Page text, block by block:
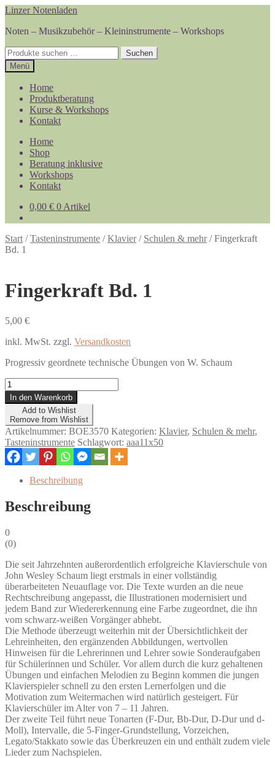
Zur
springen
Zum
springen
Linzer Notenladen
Noten – Musikzubehör – Kleininstrumente – Workshops
Suchen
nach:
Suchen
Menü
Home
Produktberatung
Kurse & Workshops
Kontakt
Home
Shop
Beratung inklusive
Workshops
Kontakt
0,00 € 0 Artikel
Start /Tasteninstrumente /Klavier/ Schulen & mehr/Fingerkraft
Bd. 1
Fingerkraft Bd. 1
5,00 €
inkl. MwSt. zzgl. Versandkosten
Progressiv geordnete technische Übungen von W. Schaum
Fingerkraft
Bd.
1
Menge
In den Warenkorb
Add to Wishlist
Remove from Wishlist
Artikelnummer: BOE3570 Kategorien: Klavier, Schulen & mehr,
Tasteninstrumente Schlagwort: aaa11x50
Beschreibung
Beschreibung
0
(0)
Die seit Jahrzehnten außerordentlich erfolgreiche Klavierschule von
John Wesley Schaum liegt erstmals in einer vollständig
überarbeiteten Neuauflage vor. Die Texte wurden an die neue
Rechtschreibung angepasst, die Illustrationen modernisiert und
jedem Band zur Wiedererkennung eine Farbe zugeordnet, die ihn
vom schwarz-weißen Vorgänger abhebt.
Die Methode überzeugt weiterhin mit der Übersichtlichkeit der
Lehreinheiten, den ergänzenden Abbildungen, wertvollen
Hinweisen für die Lehrerinnen und Lehrer sowie Sonderaufgaben
für Schülerinnen und Schüler. Vor allem durch die kurz gehaltenen
Übungen und einfachen Melodien zu Beginn kommen die jungen
Klavierspieler schnell zu den ersten Lernerfolgen und die
Motivation zum Weitermachen wird natürlich gesteigert. Für
Klavierschüler im Alter von 7 – 11 Jahren.
Der zweite Teil führt neue Tonarten (F-Dur, Bb-Dur, D-Dur und d-
Moll), Intervalle, die 5-Finger-Grundstellung, Vorzeichen,
Legato/Stakkato sowie das Überkreuzen ein und enthält zudem viele
Lieder zum Nachspielen.